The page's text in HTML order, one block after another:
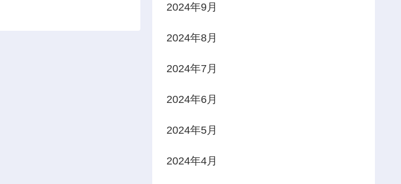
2024年9月
2024年8月
2024年7月
2024年6月
2024年5月
2024年4月